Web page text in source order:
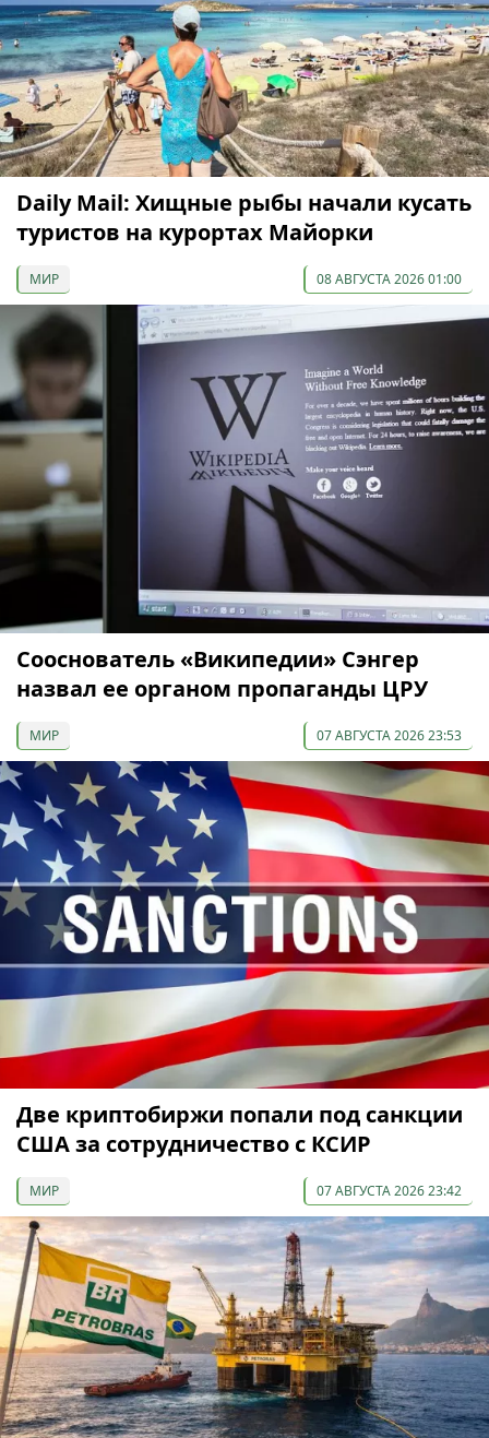
Daily Mail: Хищные рыбы начали кусать
туристов на курортах Майорки
МИР 08 АВГУСТА 2026 01:00
Сооснователь «Википедии» Сэнгер
назвал ее органом пропаганды ЦРУ
МИР 07 АВГУСТА 2026 23:53
Две криптобиржи попали под санкции
США за сотрудничество с КСИР
МИР 07 АВГУСТА 2026 23:42